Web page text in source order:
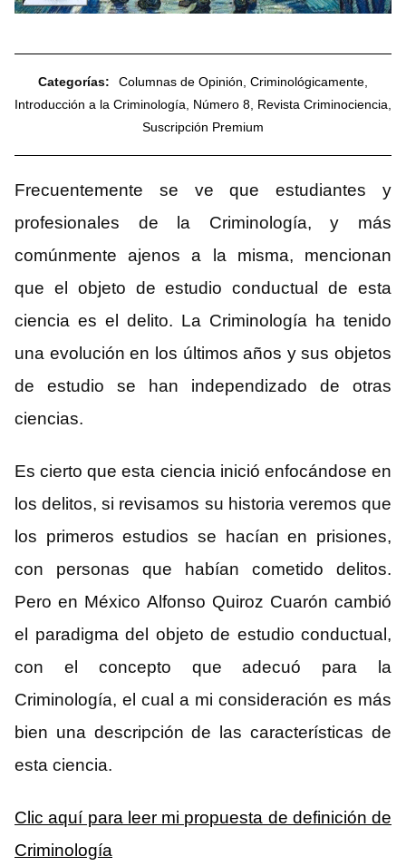
Categorías: Columnas de Opinión Criminológicamente
Introducción a la Criminología
Número 8 Revista Criminociencia
Suscripción Premium
Frecuentemente se ve que estudiantes y
profesionales de la Criminología, y más
comúnmente ajenos a la misma, mencionan
que el objeto de estudio conductual de esta
ciencia es el delito. La Criminología ha tenido
una evolución en los últimos años y sus objetos
de estudio se han independizado de otras
ciencias.
Es cierto que esta ciencia inició enfocándose en
los delitos, si revisamos su historia veremos que
los primeros estudios se hacían en prisiones,
con personas que habían cometido delitos.
Pero en México Alfonso Quiroz Cuarón cambió
el paradigma del objeto de estudio conductual,
con el concepto que adecuó para la
Criminología, el cual a mi consideración es más
bien una descripción de las características de
esta ciencia.
Clic aquí para leer mi propuesta de definición de
Criminología